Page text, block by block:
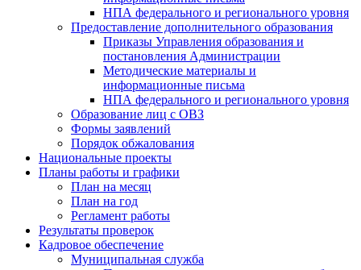
НПА федерального и регионального уровня
Предоставление дополнительного образования
Приказы Управления образования и
постановления Администрации
Методические материалы и
информационные письма
НПА федерального и регионального уровня
Образование лиц с ОВЗ
Формы заявлений
Порядок обжалования
Национальные проекты
Планы работы и графики
План на месяц
План на год
Регламент работы
Результаты проверок
Кадровое обеспечение
Муниципальная служба